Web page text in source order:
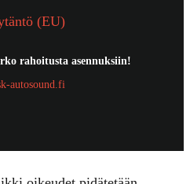
(EU)
rahoitusta asennuksiin!
autosound.fi